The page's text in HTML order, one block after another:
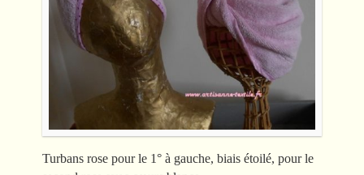
Turbans rose pour le 1° à gauche, biais étoilé, pour le